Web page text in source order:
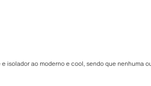
isolador ao moderno e cool, sendo que nenhuma